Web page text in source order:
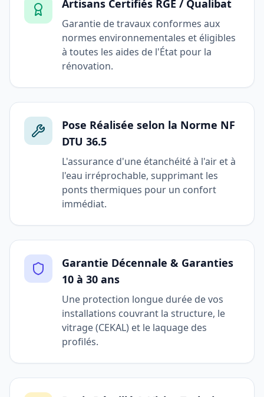
Artisans Certifiés RGE / Qualibat
Garantie de travaux conformes aux
normes environnementales et éligibles
à toutes les aides de l'État pour la
rénovation.
Pose Réalisée selon la Norme NF
DTU 36.5
L'assurance d'une étanchéité à l'air et à
l'eau irréprochable, supprimant les
ponts thermiques pour un confort
immédiat.
Garantie Décennale & Garanties
10 à 30 ans
Une protection longue durée de vos
installations couvrant la structure, le
vitrage (CEKAL) et le laquage des
profilés.